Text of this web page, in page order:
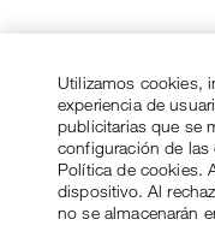
Utilizamos cookies,
experiencia de
publicitarias que se
configuración de
Política de cookies.
dispositivo. Al
no se almacenarán